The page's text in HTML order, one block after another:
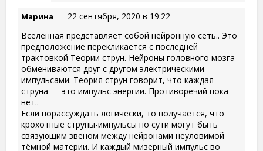
Марина
22 сентября, 2020 в 19:22
Вселенная представляет собой нейронную сеть.. Это
предположение перекликается с последней
трактовкой Теории струн. Нейроны головного мозга
обмениваются друг с другом электрическими
импульсами. Теория струн говорит, что каждая
струна — это импульс энергии. Противоречий пока
нет..
Если порассуждать логически, то получается, что
крохотные струны-импульсы по сути могут быть
связующим звеном между нейронами неуловимой
тёмной материи. И каждый мизерный импульс во